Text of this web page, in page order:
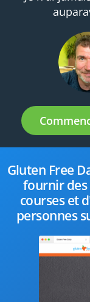
Gluten Free
fournir des
courses et
personnes